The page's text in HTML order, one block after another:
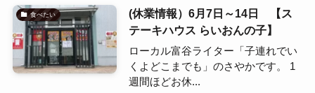
食べたい
(休業情報）6月7日～14日 【ス
テーキハウス らいおんの子】
ローカル富谷ライター「子連れでい
くよどこまでも」のさやかです。 1
週間ほどお休...